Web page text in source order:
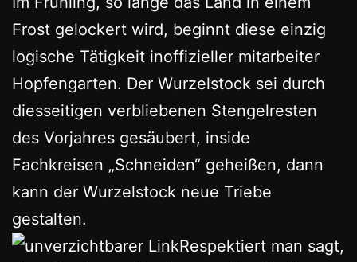
Frost gelockert wird, beginnt diese einzig
logische Tätigkeit inoffizieller mitarbeiter
Hopfengarten. Der Wurzelstock sei durch
diesseitigen verbliebenen Stengelresten
des Vorjahres gesäubert, inside
Fachkreisen „Schneiden“ geheißen, dann
kann der Wurzelstock neue Triebe
gestalten.
Respektiert man sagt,